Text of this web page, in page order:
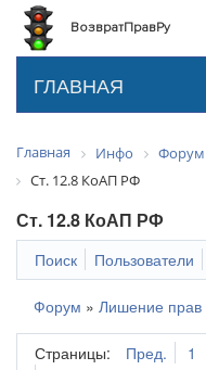
ВозвратПравРу
ГЛАВНАЯ
Главная Инфо Форум
Ст. 12.8 КоАП РФ
Ст. 12.8 КоАП РФ
Поиск Пользователи
Форум » Лишение прав
Страницы: Пред. 1